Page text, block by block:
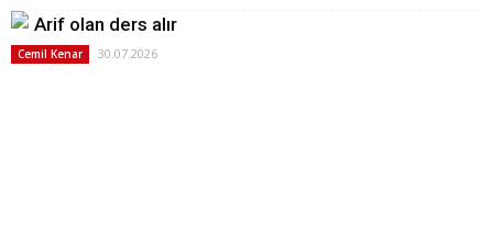
Arif olan ders alır
Cemil Kenar 30.07.2026